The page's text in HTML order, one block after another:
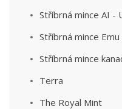
Stříbrná mince AI -
Stříbrná mince
Stříbrná mince
Terra
The Royal Mint